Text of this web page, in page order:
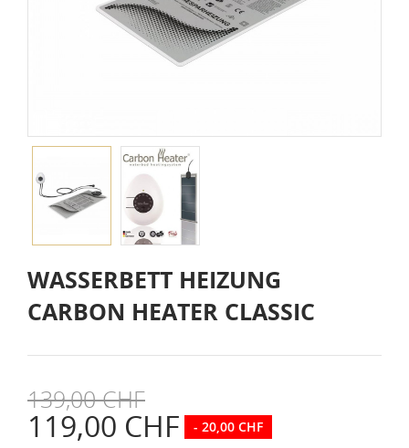
WASSERBETT HEIZUNG
CARBON HEATER CLASSIC
139,00 CHF
119,00 CHF
- 20,00 CHF